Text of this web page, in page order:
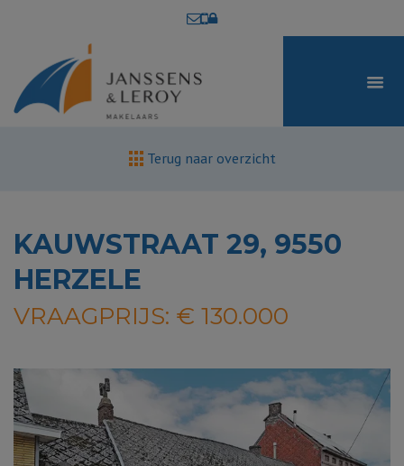
Terug naar overzicht
KAUWSTRAAT 29, 9550
HERZELE
VRAAGPRIJS: € 130.000